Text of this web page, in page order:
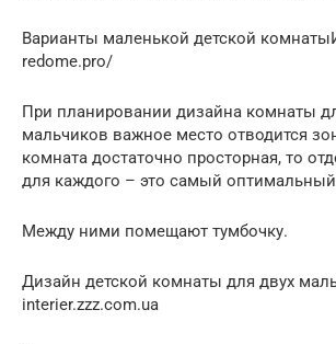
Варианты маленькой детской
redome.pro/
При планировании дизайна комнаты
мальчиков важное место отводится
комната достаточно просторная, то
для каждого – это самый
Между ними помещают тумбочку.
Дизайн детской комнаты для двух
interier.zzz.com.ua